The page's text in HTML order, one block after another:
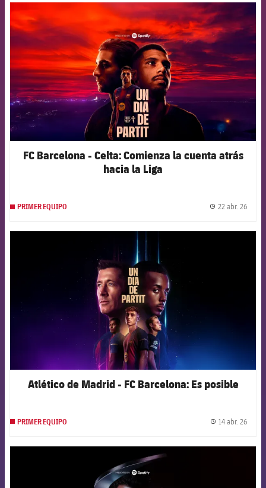
FCB Barcelona badge
FC Barcelona - Celta: Comienza la cuenta atrás
hacia la Liga
PRIMER EQUIPO 22 abr. 26
FCB Barcelona badge
Atlético de Madrid - FC Barcelona: Es posible
PRIMER EQUIPO 14 abr. 26
FCB Barcelona badge